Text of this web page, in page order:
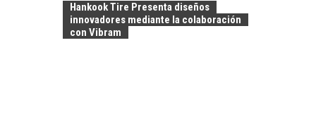
Hankook Tire Presenta diseños
innovadores mediante la colaboración
con Vibram